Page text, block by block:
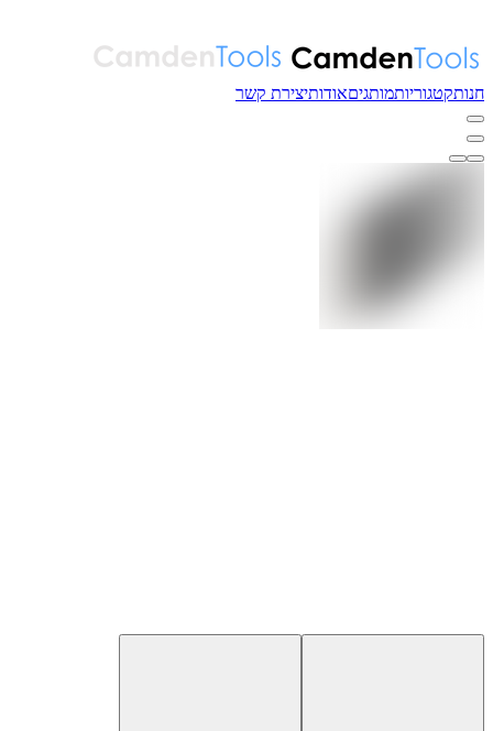
חנותקטגוריותמותגיםאודותיצירת קשר